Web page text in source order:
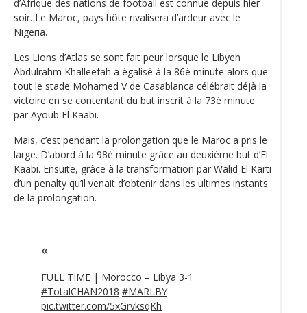
d’Afrique des nations de football est connue depuis hier
soir. Le Maroc, pays hôte rivalisera d’ardeur avec le
Nigeria.
Les Lions d’Atlas se sont fait peur lorsque le Libyen
Abdulrahm Khalleefah a égalisé à la 86è minute alors que
tout le stade Mohamed V de Casablanca célébrait déjà la
victoire en se contentant du but inscrit à la 73è minute
par Ayoub El Kaabi.
Mais, c’est pendant la prolongation que le Maroc a pris le
large. D’abord à la 98è minute grâce au deuxième but d’El
Kaabi. Ensuite, grâce à la transformation par Walid El Karti
d’un penalty qu’il venait d’obtenir dans les ultimes instants
de la prolongation.
FULL TIME | Morocco – Libya 3-1
#TotalCHAN2018 #MARLBY
pic.twitter.com/5xGrvksqKh